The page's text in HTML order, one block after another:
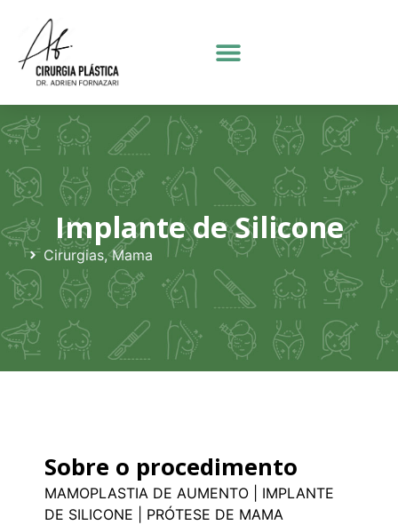
Implante de Silicone
Cirurgias,Mama
Sobre o procedimento
MAMOPLASTIA DE AUMENTO | IMPLANTE
DE SILICONE | PRÓTESE DE MAMA